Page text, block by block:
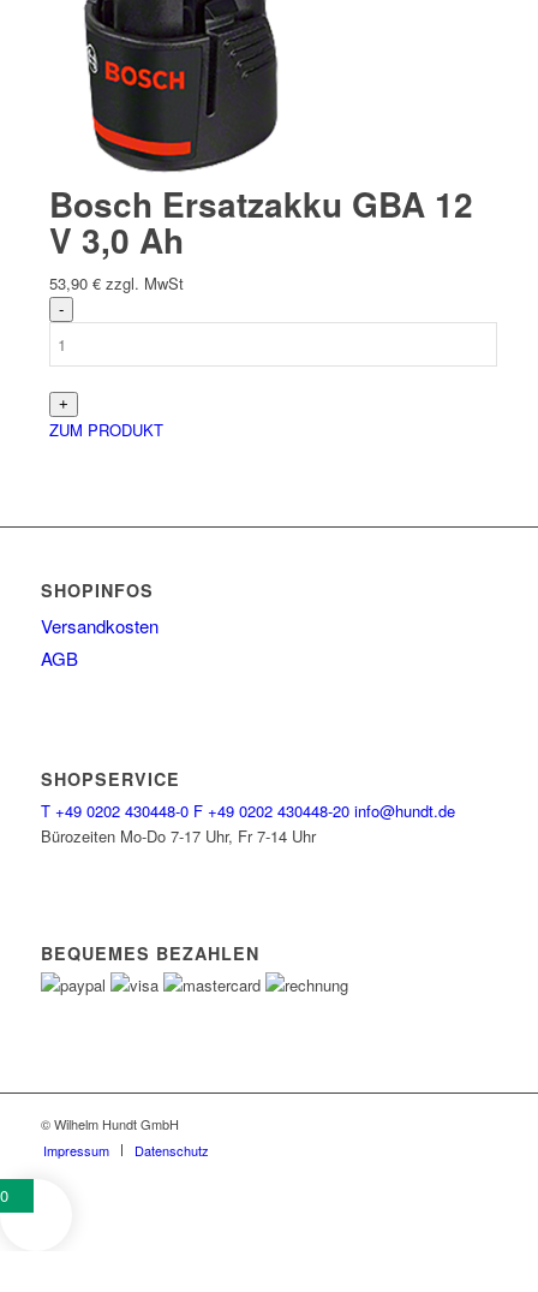
Bosch Ersatzakku GBA 12
V 3,0 Ah
53,90 € zzgl. MwSt
ZUM PRODUKT
SHOPINFOS
Versandkosten
AGB
SHOPSERVICE
T +49 0202 430448-0 F +49 0202 430448-20 info@hundt.de
Bürozeiten Mo-Do 7-17 Uhr, Fr 7-14 Uhr
BEQUEMES BEZAHLEN
© Wilhelm Hundt GmbH
Impressum
Datenschutz
0